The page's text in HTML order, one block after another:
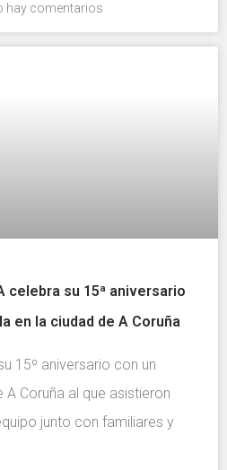
hay comentarios
celebra su 15ª aniversario
en la ciudad de A Coruña
15º aniversario con un
Coruña al que asistieron
junto con familiares y